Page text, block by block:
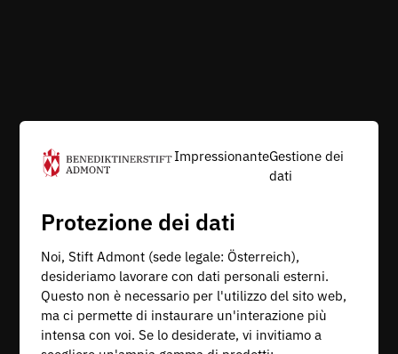
ImpressionanteGestione dei
dati
Protezione dei dati
Noi, Stift Admont (sede legale: Österreich),
desideriamo lavorare con dati personali esterni.
Questo non è necessario per l'utilizzo del sito web,
ma ci permette di instaurare un'interazione più
intensa con voi. Se lo desiderate, vi invitiamo a